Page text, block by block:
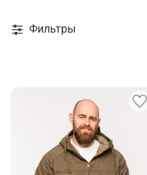
Фильтры